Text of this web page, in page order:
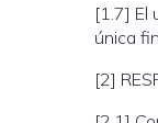
[1.7] El
única
[2]